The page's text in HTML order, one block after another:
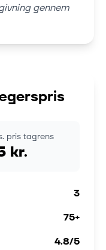
gennem
pris tagrens
kr.
3
75+
4.8/5